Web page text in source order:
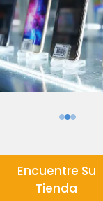
Encuentre Su
Tienda